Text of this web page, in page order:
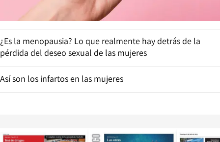
¿Es la menopausia? Lo que realmente hay detrás de la
pérdida del deseo sexual de las mujeres
Así son los infartos en las mujeres
Opens in new window Opens in